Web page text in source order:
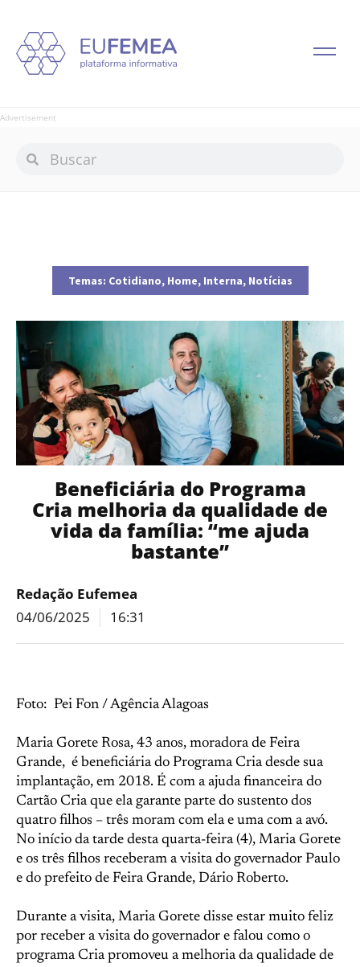
Advertisement
Temas: Cotidiano, Home, Interna, Notícias
Beneficiária do Programa
Cria melhoria da qualidade de
vida da família: “me ajuda
bastante”
Redação Eufemea
04/06/2025
16:31
Foto: Pei Fon / Agência Alagoas
Maria Gorete Rosa, 43 anos, moradora de Feira
Grande, é beneficiária do Programa Cria desde sua
implantação, em 2018. É com a ajuda financeira do
Cartão Cria que ela garante parte do sustento dos
quatro filhos – três moram com ela e uma com a avó.
No início da tarde desta quarta-feira (4), Maria Gorete
e os três filhos receberam a visita do governador Paulo
e do prefeito de Feira Grande, Dário Roberto.
Durante a visita, Maria Gorete disse estar muito feliz
por receber a visita do governador e falou como o
programa Cria promoveu a melhoria da qualidade de